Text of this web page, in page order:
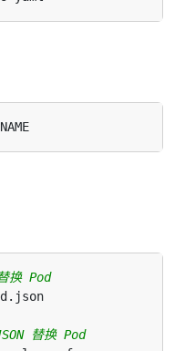
换 Pod
替换 Pod